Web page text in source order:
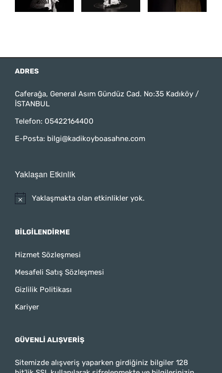
ADRES
Caferağa, General Asım Gündüz Cad. No:35 Kadıköy /
İSTANBUL
Telefon: 05422164400
E-Posta: bilgi@kadikoyboasahne.com
Yaklaşan Etkinlik
Yaklaşmakta olan etkinlikler yok.
BILGILENDIRME
Hizmet Sözleşmesi
Mesafeli Satış Sözleşmesi
Gizlilik Politikası
Kariyer
GÜVENLI ALIŞVERIŞ
Sitemizde alışveriş yaparken girdiğiniz bilgiler 128